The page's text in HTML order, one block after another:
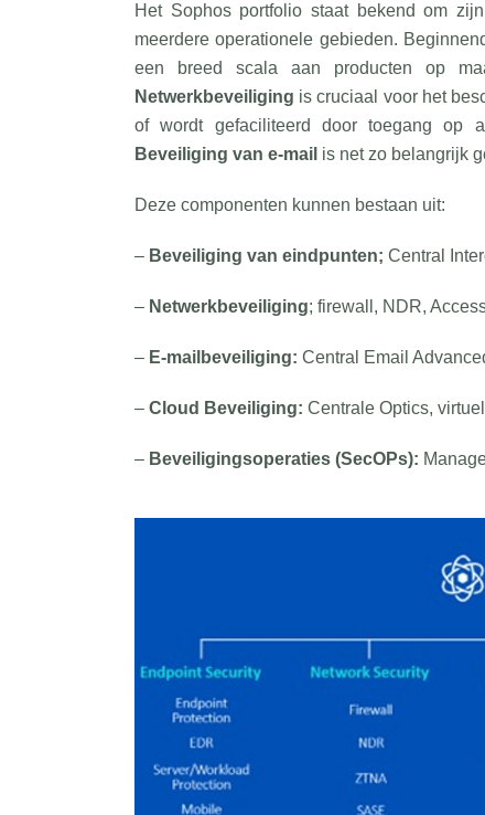
Het Sophos portfolio staat bekend om
meerdere operationele gebieden.
een breed scala aan producten op
Netwerkbeveiliging is cruciaal voor het
of wordt gefaciliteerd door toegang op
Beveiliging van e-mail is net zo belangrijk
Deze componenten kunnen bestaan uit:
– Beveiliging van eindpunten; Central
– Netwerkbeveiliging; firewall, NDR,
– E-mailbeveiliging: Central Email
– Cloud Beveiliging: Centrale Optics,
– Beveiligingsoperaties (SecOPs):